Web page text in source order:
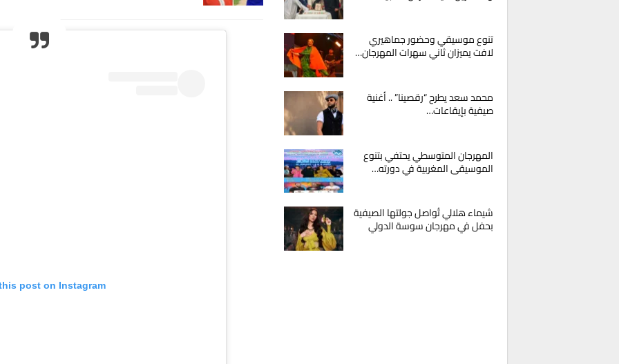
post on Instagram
تنوع موسيقي وحضور جماهيري
لافت يميزان ثاني سهرات المهرجان…
محمد سعد يطرح “رقصينا” .. أغنية
صيفية بإيقاعات…
المهرجان المتوسطي يحتفي بتنوع
الموسيقى المغربية في دورته…
شيماء هلالي تُواصل جولتها الصيفية
بحفل في مهرجان سوسة الدولي